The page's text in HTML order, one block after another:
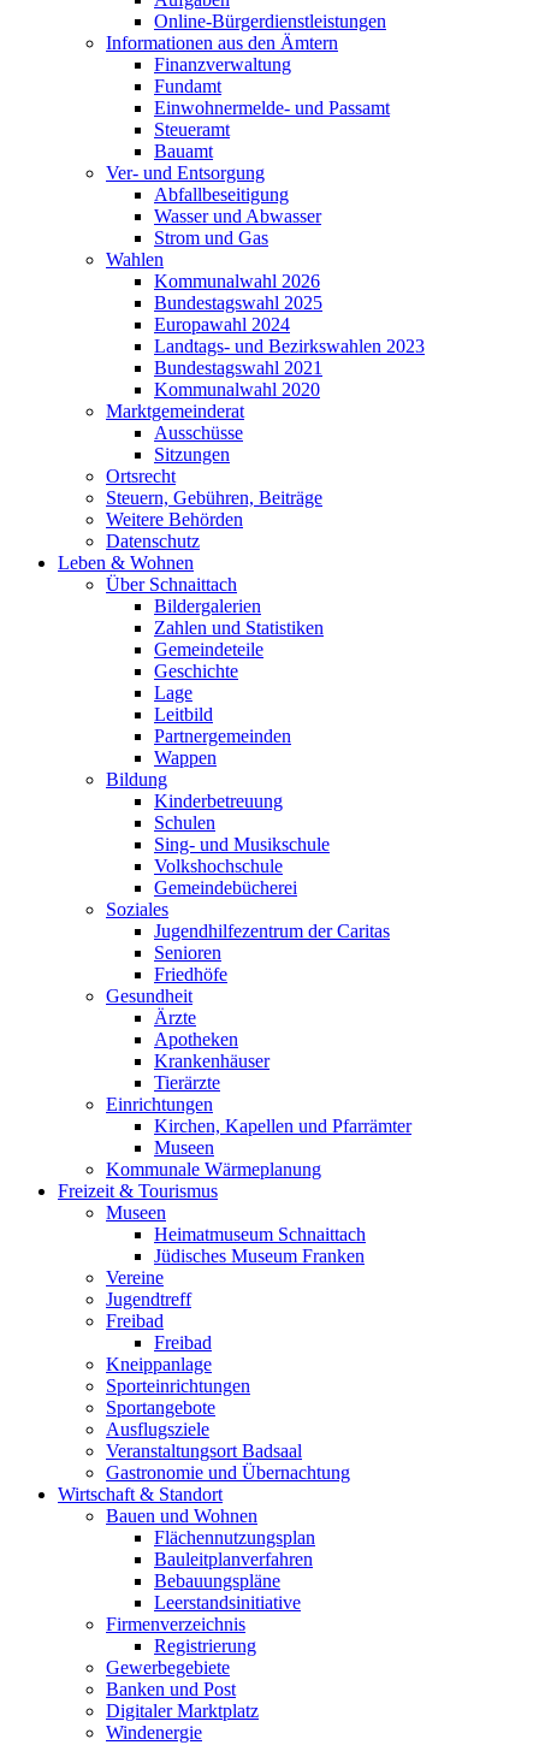
Online-Bürgerdienstleistungen
Informationen aus den Ämtern
Finanzverwaltung
Fundamt
Einwohnermelde- und Passamt
Steueramt
Bauamt
Ver- und Entsorgung
Abfallbeseitigung
Wasser und Abwasser
Strom und Gas
Wahlen
Kommunalwahl 2026
Bundestagswahl 2025
Europawahl 2024
Landtags- und Bezirkswahlen 2023
Bundestagswahl 2021
Kommunalwahl 2020
Marktgemeinderat
Ausschüsse
Sitzungen
Ortsrecht
Steuern, Gebühren, Beiträge
Weitere Behörden
Datenschutz
Leben & Wohnen
Über Schnaittach
Bildergalerien
Zahlen und Statistiken
Gemeindeteile
Geschichte
Lage
Leitbild
Partnergemeinden
Wappen
Bildung
Kinderbetreuung
Schulen
Sing- und Musikschule
Volkshochschule
Gemeindebücherei
Soziales
Jugendhilfezentrum der Caritas
Senioren
Friedhöfe
Gesundheit
Ärzte
Apotheken
Krankenhäuser
Tierärzte
Einrichtungen
Kirchen, Kapellen und Pfarrämter
Museen
Kommunale Wärmeplanung
Freizeit & Tourismus
Museen
Heimatmuseum Schnaittach
Jüdisches Museum Franken
Vereine
Jugendtreff
Freibad
Freibad
Kneippanlage
Sporteinrichtungen
Sportangebote
Ausflugsziele
Veranstaltungsort Badsaal
Gastronomie und Übernachtung
Wirtschaft & Standort
Bauen und Wohnen
Flächennutzungsplan
Bauleitplanverfahren
Bebauungspläne
Leerstandsinitiative
Firmenverzeichnis
Registrierung
Gewerbegebiete
Banken und Post
Digitaler Marktplatz
Windenergie